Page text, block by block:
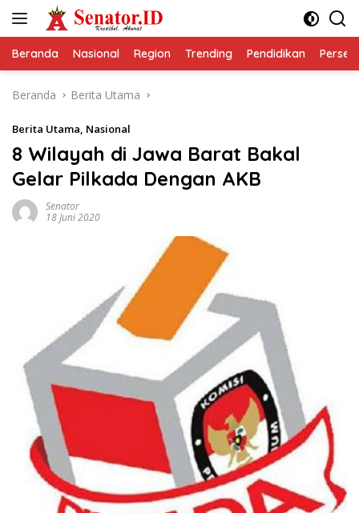
Beranda Nasional Region Trending Pendidikan
Beranda Berita Utama
Berita Utama, Nasional
8 Wilayah di Jawa Barat Bakal
Gelar Pilkada Dengan AKB
Senator
18 Juni 2020